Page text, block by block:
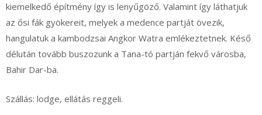
kiemelkedő építmény így is lenyűgöző. Valamint így láthatjuk
az ősi fák gyökereit, melyek a medence partját övezik,
hangulatuk a kambodzsai Angkor Watra emlékeztetnek. Késő
délután tovább buszozunk a Tana-tó partján fekvő városba,
Bahir Dar-ba.
Szállás: lodge, ellátás reggeli.